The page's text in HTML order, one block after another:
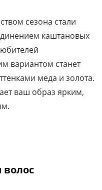
сезона стали
каштановых
вариантом станет
меда и золота.
ваш образ ярким,